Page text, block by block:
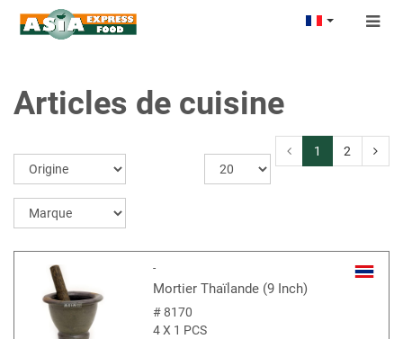
Articles de cuisine
1 2
-
Mortier Thaïlande (9 Inch)
#8170
4 X 1 PCS